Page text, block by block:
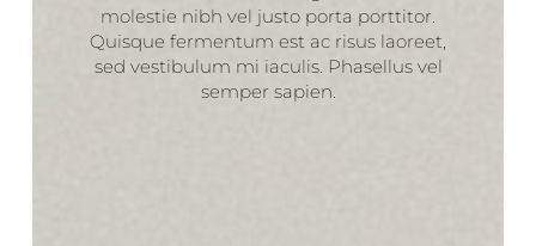
molestie nibh vel justo porta porttitor.
Quisque fermentum est ac risus laoreet,
sed vestibulum mi iaculis. Phasellus vel
semper sapien.